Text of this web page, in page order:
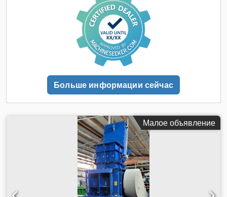
Больше информации сейчас
Малое объявление